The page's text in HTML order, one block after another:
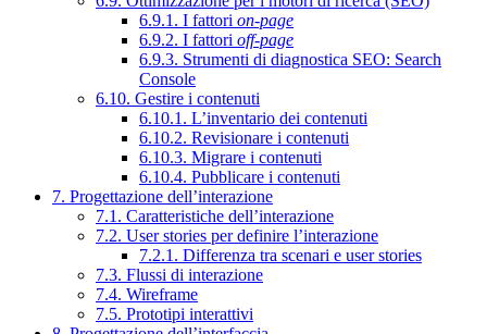
6.9.1. I fattori on-page
6.9.2. I fattori off-page
6.9.3. Strumenti di diagnostica SEO: Search
Console
6.10. Gestire i contenuti
6.10.1. L’inventario dei contenuti
6.10.2. Revisionare i contenuti
6.10.3. Migrare i contenuti
6.10.4. Pubblicare i contenuti
7. Progettazione dell’interazione
7.1. Caratteristiche dell’interazione
7.2. User stories per definire l’interazione
7.2.1. Differenza tra scenari e user stories
7.3. Flussi di interazione
7.4. Wireframe
7.5. Prototipi interattivi